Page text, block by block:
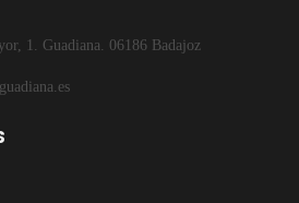
1. Guadiana. 06186 Badajoz